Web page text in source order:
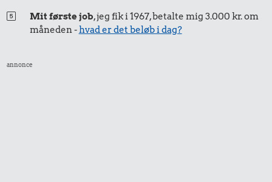
Mit første job, jeg fik i 1967, betalte mig 3.000 kr. om
måneden -hvad er det beløb i dag?
annonce